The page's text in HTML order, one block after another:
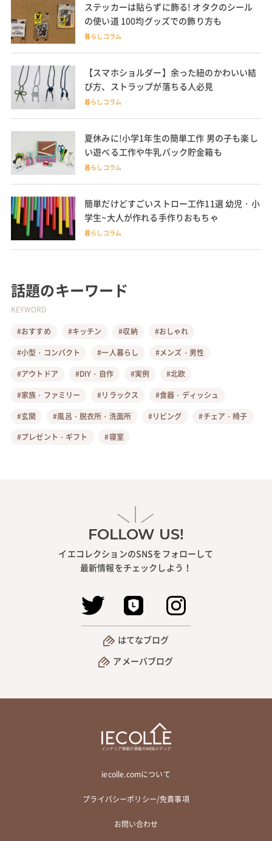
ステッカーは貼らずに飾る! オタクのシール
の使い道 100均グッズでの飾り方も
暮らしコラム
【スマホショルダー】余った紐のかわいい結
び方、ストラップが落ちる人必見
暮らしコラム
夏休みに!小学1年生の簡単工作 男の子も楽し
い遊べる工作や牛乳パック貯金箱も
暮らしコラム
簡単だけどすごいストロー工作11選 幼児・小
学生~大人が作れる手作りおもちゃ
暮らしコラム
話題のキーワード
KEYWORD
#おすすめ
#キッチン #収納
#おしゃれ
#小型・コンパクト
#一人暮らし
#メンズ・男性
#アウトドア
#DIY・自作 #実例
#北欧
#家族・ファミリー
#リラックス
#食器・ディッシュ
#玄関
#風呂・脱衣所・洗面所 #リビング
#チェア・椅子
#プレゼント・ギフト
#寝室
FOLLOW US!
イエコレクションのSNSをフォローして
最新情報をチェックしよう！
はてなブログ
アメーバブログ
iecolle.comについて
プライバシーポリシー/免責事項
お問い合わせ